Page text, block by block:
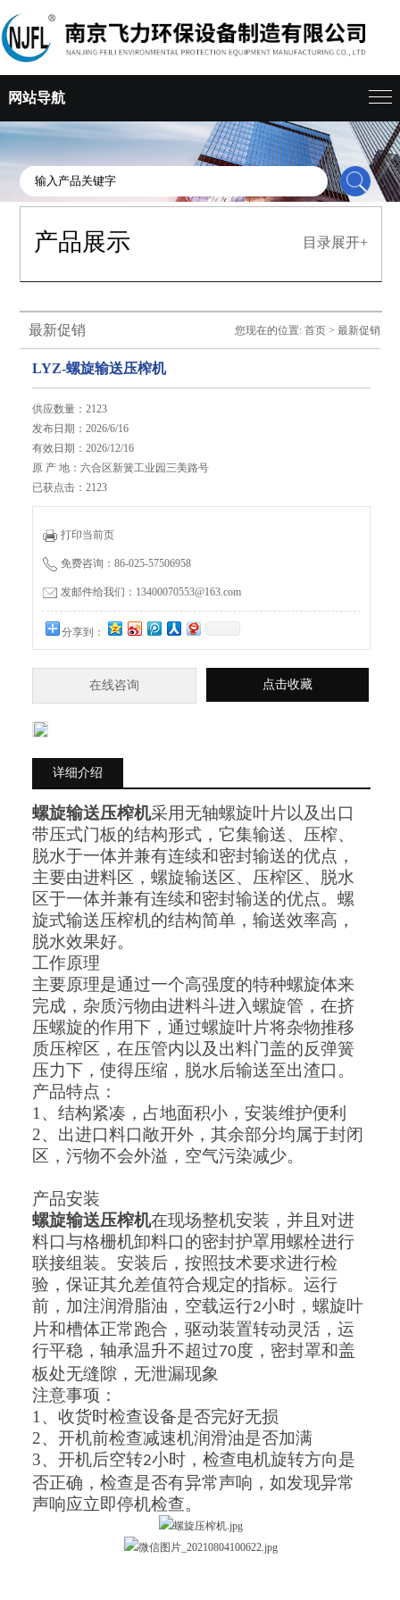
网站导航
产品展示 目录展开+
最新促销 您现在的位置: 首页> 最新促销
LYZ-螺旋输送压榨机
供应数量：2123
发布日期：2026/6/16
有效日期：2026/12/16
原 产 地：六合区新簧工业园三美路号
已获点击：2123
打印当前页
免费咨询：86-025-57506958
发邮件给我们：13400070553@163.com
分享到：
在线咨询 点击收藏
详细介绍
螺旋输送压榨机采用无轴螺旋叶片以及出口
带压式门板的结构形式，它集输送、压榨、
脱水于一体并兼有连续和密封输送的优点，
主要由进料区，螺旋输送区、压榨区、脱水
区于一体并兼有连续和密封输送的优点。螺
旋式输送压榨机的结构简单，输送效率高，
脱水效果好。
工作原理
主要原理是通过一个高强度的特种螺旋体来
完成，杂质污物由进料斗进入螺旋管，在挤
压螺旋的作用下，通过螺旋叶片将杂物推移
质压榨区，在压管内以及出料门盖的反弹簧
压力下，使得压缩，脱水后输送至出渣口。
产品特点：
1、 结构紧凑，占地面积小，安装维护便利
2、 出进口料口敞开外，其余部分均属于封闭
区，污物不会外溢，空气污染减少。
产品安装
螺旋输送压榨机在现场整机安装，并且对进
料口与格栅机卸料口的密封护罩用螺栓进行
联接组装。安装后，按照技术要求进行检
验，保证其允差值符合规定的指标。运行
前，加注润滑脂油，空载运行2小时，螺旋叶
片和槽体正常跑合，驱动装置转动灵活，运
行平稳，轴承温升不超过70度，密封罩和盖
板处无缝隙，无泄漏现象
注意事项：
1、 收货时检查设备是否完好无损
2、 开机前检查减速机润滑油是否加满
3、 开机后空转2小时，检查电机旋转方向是
否正确，检查是否有异常声响，如发现异常
声响应立即停机检查。